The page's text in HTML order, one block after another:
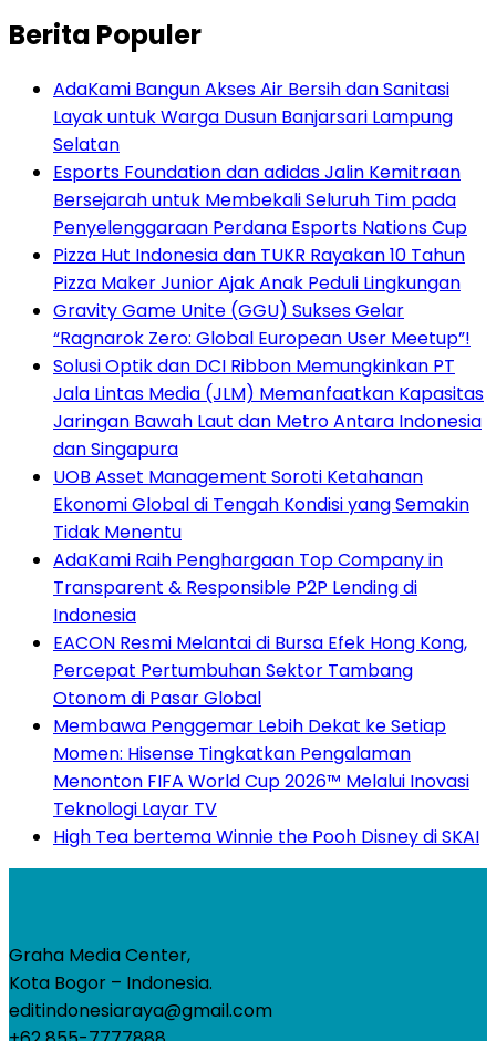
Berita Populer
AdaKami Bangun Akses Air Bersih dan Sanitasi
Layak untuk Warga Dusun Banjarsari Lampung
Selatan
Esports Foundation dan adidas Jalin Kemitraan
Bersejarah untuk Membekali Seluruh Tim pada
Penyelenggaraan Perdana Esports Nations Cup
Pizza Hut Indonesia dan TUKR Rayakan 10 Tahun
Pizza Maker Junior Ajak Anak Peduli Lingkungan
Gravity Game Unite (GGU) Sukses Gelar
“Ragnarok Zero: Global European User Meetup”!
Solusi Optik dan DCI Ribbon Memungkinkan PT
Jala Lintas Media (JLM) Memanfaatkan Kapasitas
Jaringan Bawah Laut dan Metro Antara Indonesia
dan Singapura
UOB Asset Management Soroti Ketahanan
Ekonomi Global di Tengah Kondisi yang Semakin
Tidak Menentu
AdaKami Raih Penghargaan Top Company in
Transparent & Responsible P2P Lending di
Indonesia
EACON Resmi Melantai di Bursa Efek Hong Kong,
Percepat Pertumbuhan Sektor Tambang
Otonom di Pasar Global
Membawa Penggemar Lebih Dekat ke Setiap
Momen: Hisense Tingkatkan Pengalaman
Menonton FIFA World Cup 2026™ Melalui Inovasi
Teknologi Layar TV
High Tea bertema Winnie the Pooh Disney di SKAI
Graha Media Center,
Kota Bogor – Indonesia.
editindonesiaraya@gmail.com